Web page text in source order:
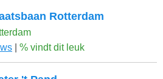
Rotterdam
% vindt dit leuk